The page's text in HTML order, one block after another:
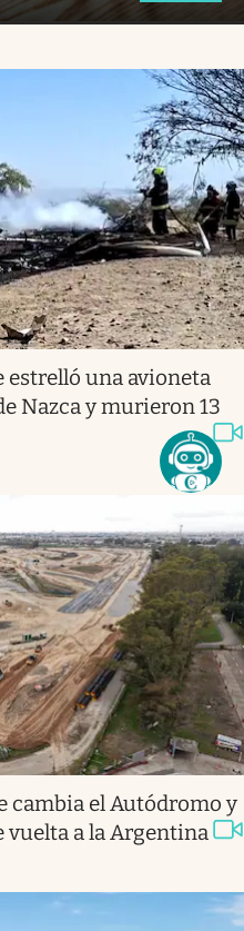
estrelló una avioneta
Nazca y murieron 13
cambia el Autódromo y
vuelta a la Argentina